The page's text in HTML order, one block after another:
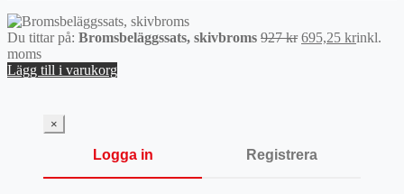
Du tittar på: Bromsbeläggssats, skivbroms 927kr Det
695,25 krDet
inkl.
moms
Lägg till i varukorg
×
Logga in Registrera